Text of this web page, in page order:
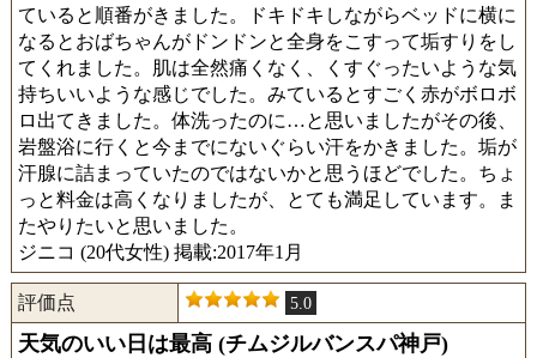
ていると順番がきました。ドキドキしながらベッドに横に
なるとおばちゃんがドンドンと全身をこすって垢すりをし
てくれました。肌は全然痛くなく、くすぐったいような気
持ちいいような感じでした。みているとすごく赤がボロボ
ロ出てきました。体洗ったのに…と思いましたがその後、
岩盤浴に行くと今までにないぐらい汗をかきました。垢が
汗腺に詰まっていたのではないかと思うほどでした。ちょ
っと料金は高くなりましたが、とても満足しています。ま
たやりたいと思いました。
ジニコ (20代女性) 掲載:2017年1月
評価点 5.0
天気のいい日は最高 (チムジルバンスパ神戸)